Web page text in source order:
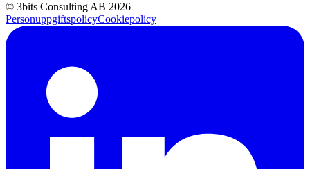
© 3bits Consulting AB 2026
PersonuppgiftspolicyCookiepolicy